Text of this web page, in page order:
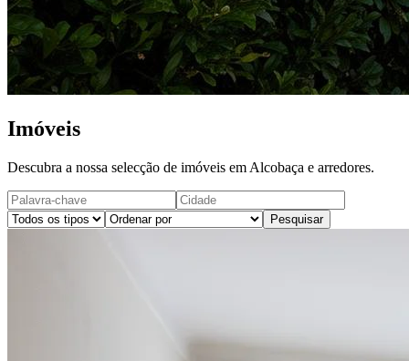
Imóveis
Descubra a nossa selecção de imóveis em Alcobaça e arredores.
Pesquisar